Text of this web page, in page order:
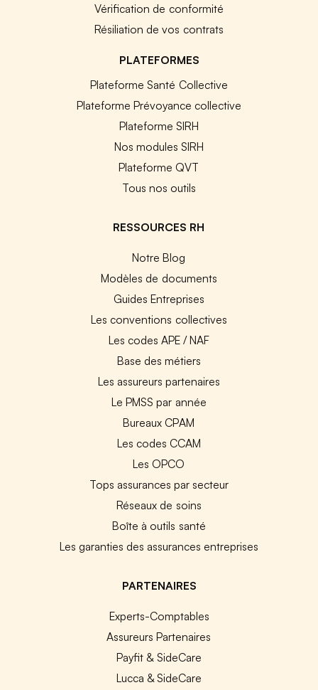
Vérification de conformité
Résiliation de vos contrats
PLATEFORMES
Plateforme Santé Collective
Plateforme Prévoyance collective
Plateforme SIRH
Nos modules SIRH
Plateforme QVT
Tous nos outils
RESSOURCES RH
Notre Blog
Modèles de documents
Guides Entreprises
Les conventions collectives
Les codes APE / NAF
Base des métiers
Les assureurs partenaires
Le PMSS par année
Bureaux CPAM
Les codes CCAM
Les OPCO
Tops assurances par secteur
Réseaux de soins
Boîte à outils santé
Les garanties des assurances entreprises
PARTENAIRES
Experts-Comptables
Assureurs Partenaires
Payfit & SideCare
Lucca & SideCare